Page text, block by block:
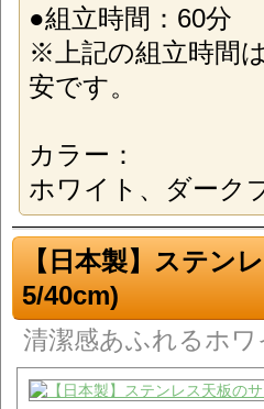
●組立時間：60分
※上記の組立時間
安です。
カラー：
ホワイト、ダーク
【日本製】ステン
5/40cm)
清潔感あふれるホ